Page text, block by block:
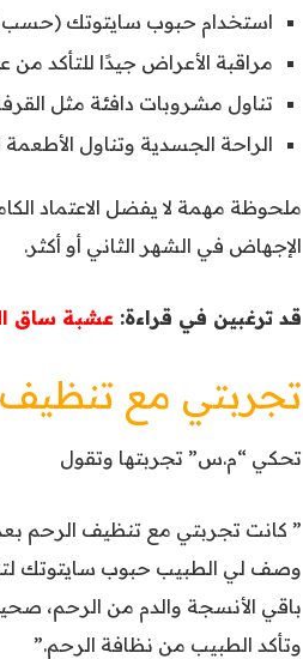
استخدام حبوب سايتوتك (حسب
مراقبة الأعراض جيدًا للتأكد
تناول مشروبات دافئة مثل
الراحة الجسدية وتناول
ملحوظة مهمة لا يفضل الاعتماد
الإجهاض في الشهر الثاني أو أكثر.
قد ترغبين في قراءة: عشبة ساق
تجربتي مع تنظيف
تحكي “م.س” تجربتها وتقول
” كانت تجربتي مع تنظيف الرحم
وصف لي الطبيب حبوب سايتوتك
باقي الأنسجة والدم من الرحم،
وتأكد الطبيب من نظافة الرحم.”